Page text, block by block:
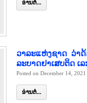
ອ່ານຕໍ່...
ວາລະແຫ່ງຊາດ ວ່າ
ລະບາດຢາເສບຕິດ ເ
Posted on December 14, 2021
ອ່ານຕໍ່...